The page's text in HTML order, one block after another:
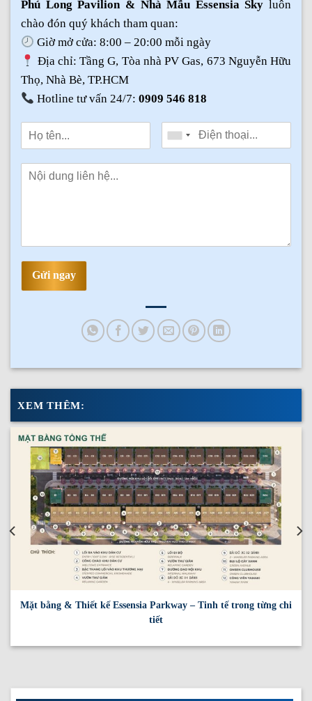
Phú Long Pavilion & Nhà Mẫu Essensia Sky luôn
chào đón quý khách tham quan:
Giờ mở cửa: 8:00 – 20:00 mỗi ngày
Địa chỉ: Tầng G, Tòa nhà PV Gas, 673 Nguyễn Hữu
Thọ, Nhà Bè, TP.HCM
Hotline tư vấn 24/7:0909 546 818
Gửi ngay
XEM THÊM:
Mặt bằng & Thiết kế Essensia Parkway – Tinh tế trong từng chi
tiết